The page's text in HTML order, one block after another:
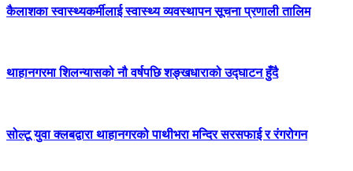
कैलाशका स्वास्थ्यकर्मीलाई स्वास्थ्य व्यवस्थापन सूचना प्रणाली तालिम
थाहानगरमा शिलन्यासको नौ वर्षपछि शङ्खधाराको उद्घाटन हुँदै
सोल्टू युवा क्लबद्वारा थाहानगरको पाथीभरा मन्दिर सरसफाई र रंगरोगन